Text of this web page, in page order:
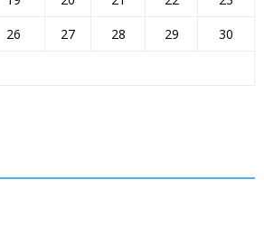
26 27 28 29
30